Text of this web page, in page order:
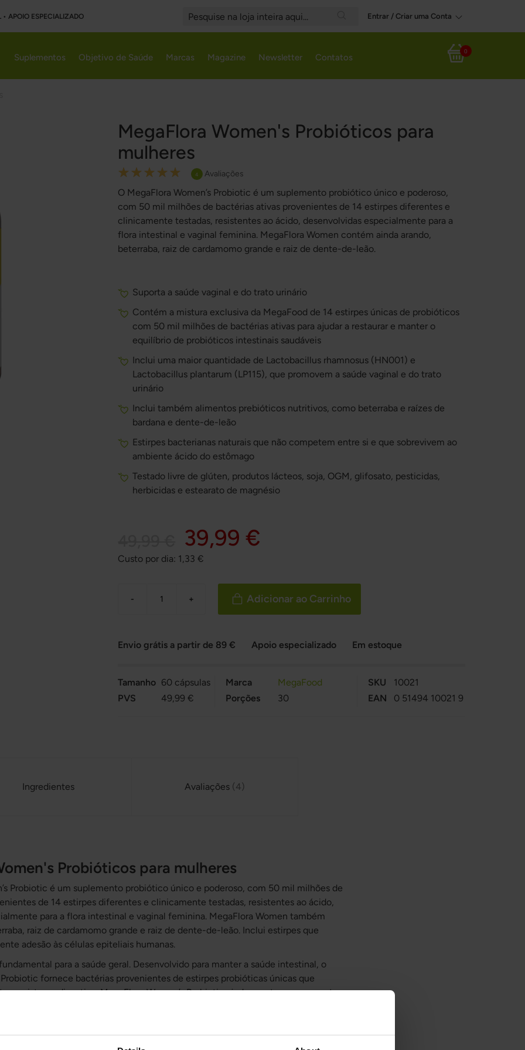
APOIO ESPECIALIZADO
Search
Entrar / Criar uma Conta
Meu Carrinho
0
Suplementos Objetivo de Saúde Marcas Magazine Newsletter Contatos
MegaFlora Women's Probióticos para
mulheres
Rating:
100
% of100
4 Avaliações
O MegaFlora Women’s Probiotic é um suplemento probiótico único e poderoso,
com 50 mil milhões de bactérias ativas provenientes de 14 estirpes diferentes e
clinicamente testadas, resistentes ao ácido, desenvolvidas especialmente para a
flora intestinal e vaginal feminina. MegaFlora Women contém ainda arando,
beterraba, raiz de cardamomo grande e raiz de dente-de-leão.
Suporta a saúde vaginal e do trato urinário
Contém a mistura exclusiva da MegaFood de 14 estirpes únicas de probióticos
com 50 mil milhões de bactérias ativas para ajudar a restaurar e manter o
equilíbrio de probióticos intestinais saudáveis
Inclui uma maior quantidade de Lactobacillus rhamnosus (HN001) e
Lactobacillus plantarum (LP115), que promovem a saúde vaginal e do trato
urinário
Inclui também alimentos prebióticos nutritivos, como beterraba e raízes de
bardana e dente-de-leão
Estirpes bacterianas naturais que não competem entre si e que sobrevivem ao
ambiente ácido do estômago
Testado livre de glúten, produtos lácteos, soja, OGM, glifosato, pesticidas,
herbicidas e estearato de magnésio
39,99 €
Custo por dia: 1,33€
- + Adicionar ao Carrinho
Envio grátis a partir de 89 € Apoio especializado Em estoque
Tamanho 60 cápsulas
PVS
49,99 €
Marca
MegaFood
Porções
30
SKU
10021
EAN
0 51494 10021 9
Probióticos para mulheres
Probiotic é um suplemento probiótico único e poderoso, com 50 mil milhões de
de 14 estirpes diferentes e clinicamente testadas, resistentes ao ácido,
para a flora intestinal e vaginal feminina. MegaFlora Women também
raiz de cardamomo grande e raiz de dente-de-leão. Inclui estirpes que
adesão às células epiteliais humanas.
para a saúde geral. Desenvolvido para manter a saúde intestinal, o
Probiotic fornece bactérias provenientes de estirpes probióticas únicas que
no sistema digestivo. MegaFlora Women’s Probiotic ajuda a restaurar e a manter o
saudáveis. MegaFlora Women’s Probiotic é testado livre de glúten, produtos
Ingredientes Avaliações 4